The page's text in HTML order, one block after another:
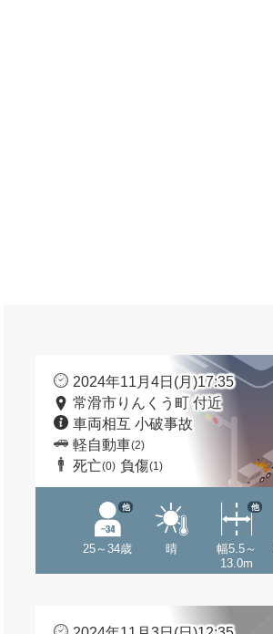
2024年11月4日(月)17:35
常滑市りんくう町 付近
車両相互 小破事故
軽自動車(2)
死亡(0) 負傷(1)
25～34歳
他
晴
幅5.5～
13.0m
他